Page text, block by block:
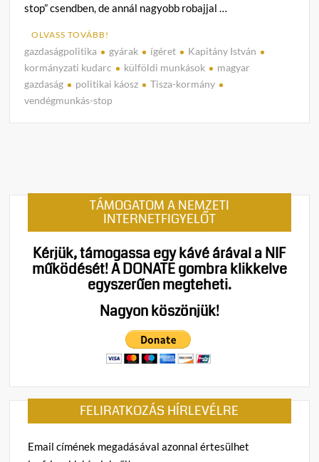
stop” csendben, de annál nagyobb robajjal …
OLVASS TOVÁBB!
gazdaságpolitika gyárak ígéret
Kapitány István
kormányzati kudarc
külföldi munkások
magyar
gazdaság
politikai káosz
Tisza-kormány
vendégmunkás-stop
TÁMOGATOM A NEMZETI
INTERNETFIGYELŐT
Kérjük, támogassa egy kávé árával a NIF
működését!A DONATE gombra klikkelve
egyszerűen megteheti.
Nagyon köszönjük!
FELIRATKOZÁS HÍRLEVÉLRE
Email címének megadásával azonnal értesülhet